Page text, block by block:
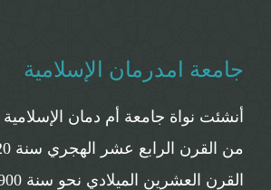
جامعة امدرمان الإسلامية
أنشئت نواة جامعة أم دمان الإسلامية